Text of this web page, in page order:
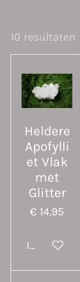
10 resultaten
Heldere
Apofylli
et Vlak
met
Glitter
€ 14,95
In